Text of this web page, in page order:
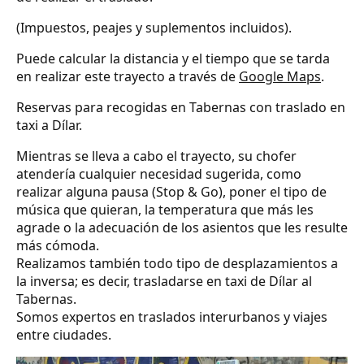
(Impuestos, peajes y suplementos incluidos).
Puede calcular la distancia y el tiempo que se tarda
en realizar este trayecto a través de Google Maps.
Reservas para recogidas en Tabernas con traslado en
taxi a Dílar.
Mientras se lleva a cabo el trayecto, su chofer
atendería cualquier necesidad sugerida, como
realizar alguna pausa (Stop & Go), poner el tipo de
música que quieran, la temperatura que más les
agrade o la adecuación de los asientos que les resulte
más cómoda.
Realizamos también todo tipo de desplazamientos a
la inversa; es decir, trasladarse en taxi de Dílar al
Tabernas.
Somos expertos en traslados interurbanos y viajes
entre ciudades.